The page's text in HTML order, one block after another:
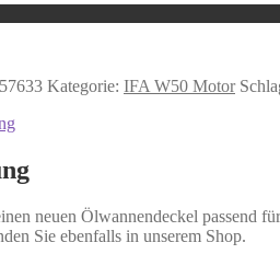
Kategorie: IFA W50 Motor
neuen Ölwannendeckel passend
Sie ebenfalls in unserem Shop.